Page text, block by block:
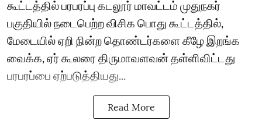
கூட்டத்தில் பரபரப்பு கடலூர் மாவட்டம் முதுநகர்
பகுதியில் நடைபெற்ற விசிக பொது கூட்டத்தில்,
மேடையில் ஏறி நின்ற தொண்டர்களை கீழே இறங்க
வைக்க, ஏர் கூலரை திருமாவளவன் தள்ளிவிட்டது
பரபரப்பை ஏற்படுத்தியது...
Read More